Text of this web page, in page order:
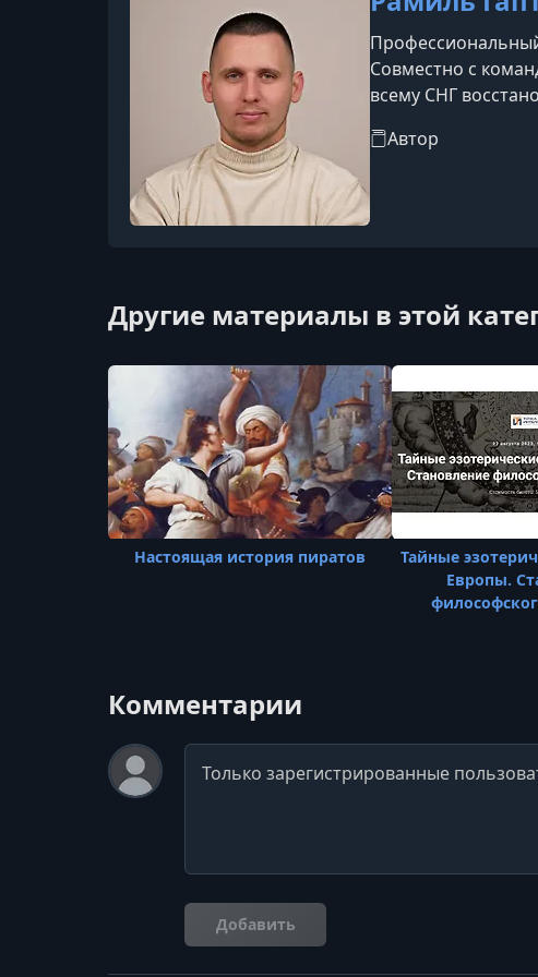
Совместно с
всему СНГ
Автор
Другие материалы в этой
Настоящая история пиратов
Тайные
Европы.
Комментарии
Комментарий
Добавить